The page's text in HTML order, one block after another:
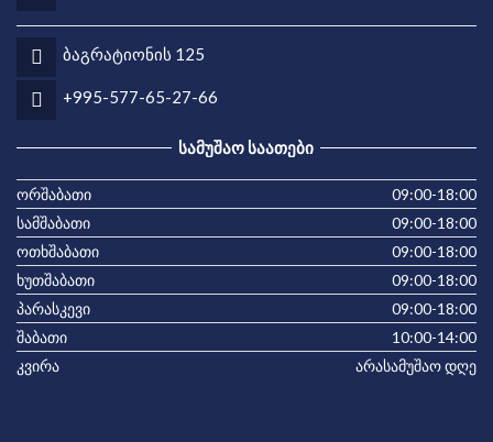
ბაგრატიონის 125
+995-577-65-27-66
ᲡᲐᲛᲣᲨᲐᲝ ᲡᲐᲐᲗᲔᲑᲘ
ორშაბათი
09:00-18:00
სამშაბათი
09:00-18:00
ოთხშაბათი
09:00-18:00
ხუთშაბათი
09:00-18:00
პარასკევი
09:00-18:00
შაბათი
10:00-14:00
კვირა
არასამუშაო დღე